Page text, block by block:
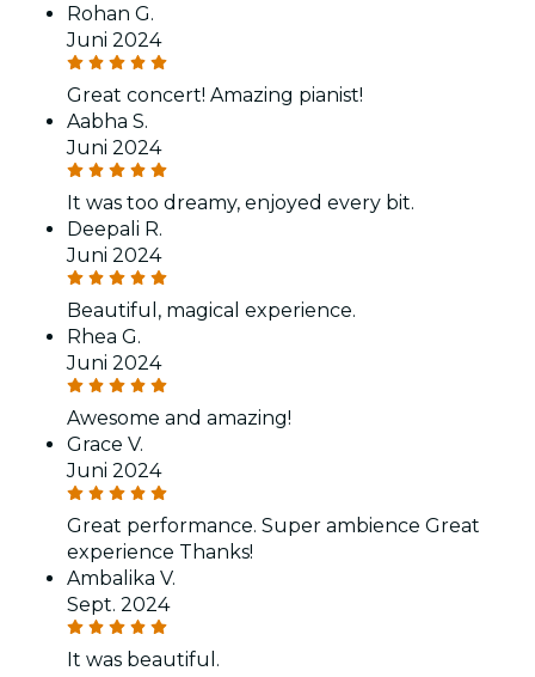
Rohan G.
Juni 2024
Great concert! Amazing pianist!
Aabha S.
Juni 2024
It was too dreamy, enjoyed every bit.
Deepali R.
Juni 2024
Beautiful, magical experience.
Rhea G.
Juni 2024
Awesome and amazing!
Grace V.
Juni 2024
Great performance. Super ambience Great
experience Thanks!
Ambalika V.
Sept. 2024
It was beautiful.